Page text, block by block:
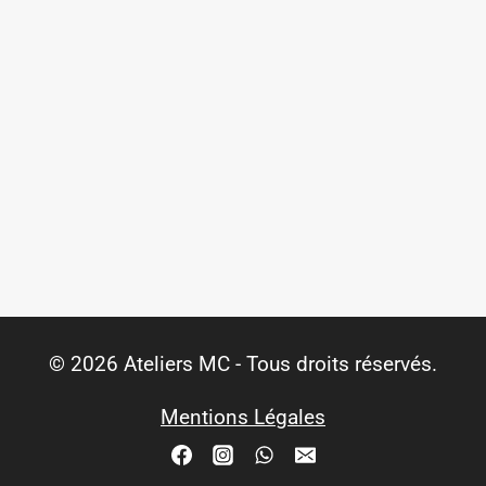
© 2026 Ateliers MC - Tous droits réservés.
Mentions Légales